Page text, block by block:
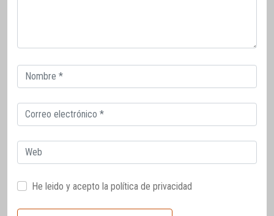
Correo
electrónico
Correo
electrónico
Web
He leido y acepto la política de privacidad